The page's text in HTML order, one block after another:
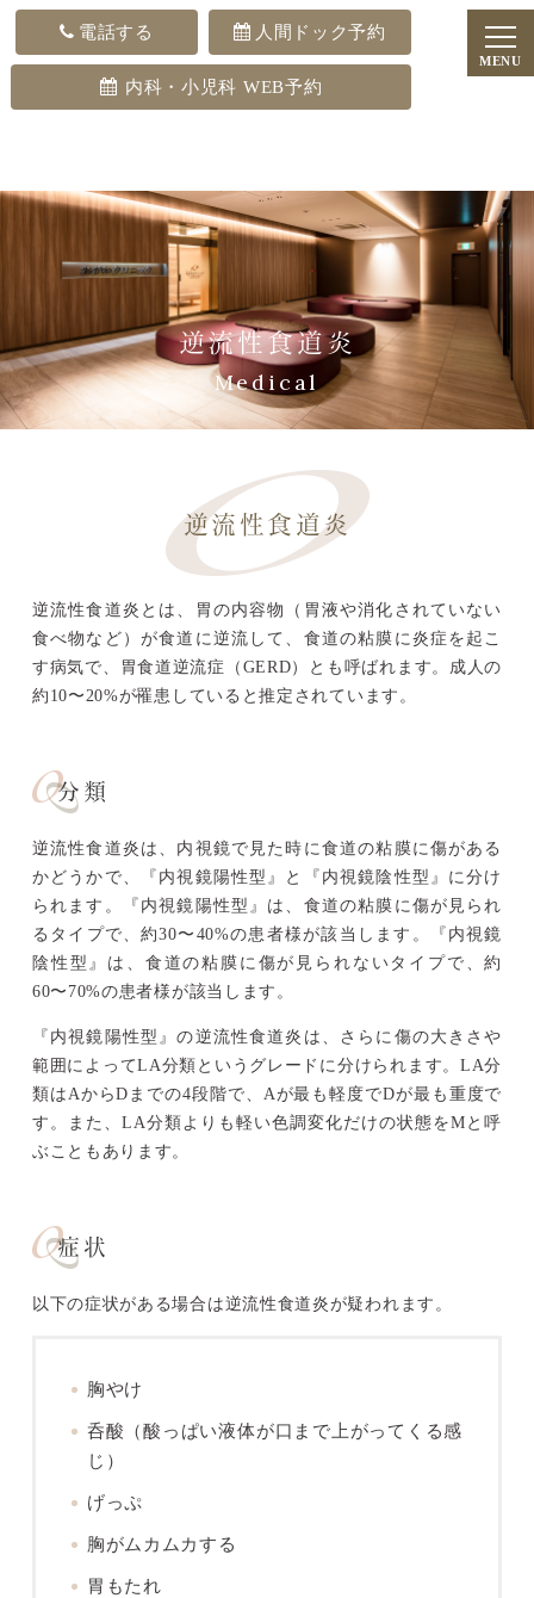
電話する 人間ドック予約
内科・小児科 WEB予約
逆流性食道炎
Medical
逆流性食道炎
逆流性食道炎とは、胃の内容物（胃液や消化されていない
食べ物など）が食道に逆流して、食道の粘膜に炎症を起こ
す病気で、胃食道逆流症（GERD）とも呼ばれます。成人の
約10〜20%が罹患していると推定されています。
分類
逆流性食道炎は、内視鏡で見た時に食道の粘膜に傷がある
かどうかで、『内視鏡陽性型』と『内視鏡陰性型』に分け
られます。『内視鏡陽性型』は、食道の粘膜に傷が見られ
るタイプで、約30〜40%の患者様が該当します。『内視鏡
陰性型』は、食道の粘膜に傷が見られないタイプで、約
60〜70%の患者様が該当します。
『内視鏡陽性型』の逆流性食道炎は、さらに傷の大きさや
範囲によってLA分類というグレードに分けられます。LA分
類はAからDまでの4段階で、Aが最も軽度でDが最も重度で
す。また、LA分類よりも軽い色調変化だけの状態をMと呼
ぶこともあります。
症状
以下の症状がある場合は逆流性食道炎が疑われます。
胸やけ
呑酸（酸っぱい液体が口まで上がってくる感
じ）
げっぷ
胸がムカムカする
胃もたれ